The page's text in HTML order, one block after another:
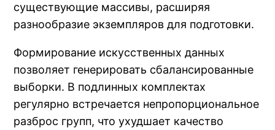
существующие массивы, расширяя
разнообразие экземпляров для подготовки.
Формирование искусственных данных
позволяет генерировать сбалансированные
выборки. В подлинных комплектах
регулярно встречается непропорциональное
разброс групп, что ухудшает качество